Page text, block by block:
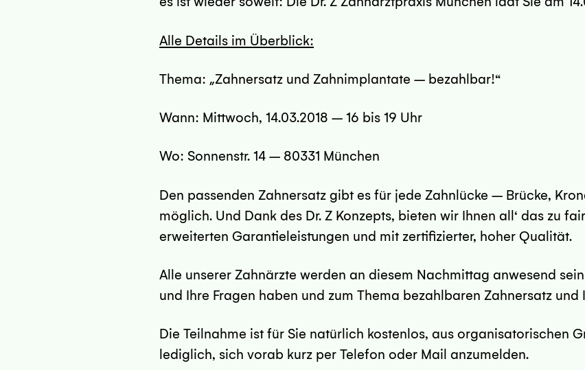
Alle Details im Überblick:
Thema: „Zahnersatz und Zahnimplantate – bezahlbar!“
Wann: Mittwoch, 14.03.2018 – 16 bis 19 Uhr
Wo: Sonnenstr. 14 – 80331 München
Den passenden Zahnersatz gibt es für jede Zahnlücke – Brücke,
möglich. Und Dank des Dr. Z Konzepts, bieten wir Ihnen all‘ das zu
erweiterten Garantieleistungen und mit zertifizierter, hoher Qualität.
Alle unserer Zahnärzte werden an diesem Nachmittag anwesend
und Ihre Fragen haben und zum Thema bezahlbaren Zahnersatz
Die Teilnahme ist für Sie natürlich kostenlos, aus organisatorischen
lediglich, sich vorab kurz per Telefon oder Mail anzumelden.